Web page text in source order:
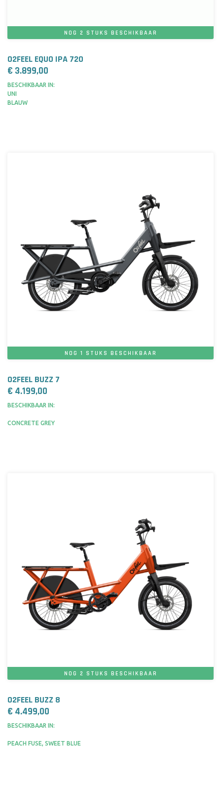
NOG 2 STUKS BESCHIKBAAR
O2FEEL EQUO IPA 720
€ 3.899,00
BESCHIKBAAR IN:
UNI
BLAUW
NOG 1 STUKS BESCHIKBAAR
O2FEEL BUZZ 7
€ 4.199,00
BESCHIKBAAR IN:
CONCRETE GREY
NOG 2 STUKS BESCHIKBAAR
O2FEEL BUZZ 8
€ 4.499,00
BESCHIKBAAR IN:
PEACH FUSE, SWEET BLUE